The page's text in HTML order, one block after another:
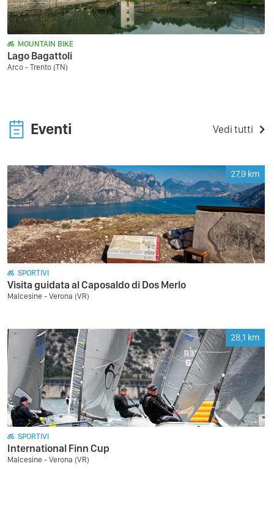
MOUNTAIN BIKE
Lago Bagattoli
Arco - Trento (TN)
Eventi Vedi tutti
27,9 km
SPORTIVI
Visita guidata al Caposaldo di Dos Merlo
Malcesine - Verona (VR)
28,1 km
SPORTIVI
International Finn Cup
Malcesine - Verona (VR)